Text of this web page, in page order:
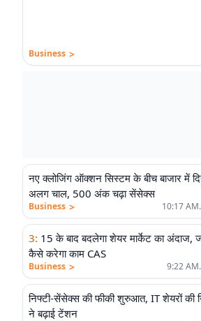
Business >
नए क्लोजिंग ऑक्शन सिस्टम के बीच बाजार में
अलग चाल, 500 अंक चढ़ा सेंसेक्स
Business > 10:17
3: 15 के बाद बदलेगा शेयर मार्केट का अंदाज,
कैसे करेगा काम CAS
Business > 9:22
निफ्टी-सेंसेक्स की फीकी शुरुआत, IT शेयरों की
ने बढ़ाई टेंशन